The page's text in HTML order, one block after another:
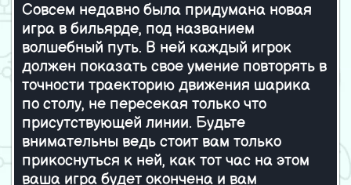
Мечты Маджонг с предметами
Покемон и Зума Исчезающие птички
Совсем недавно была придумана новая
игра в бильярде, под названием
волшебный путь. В ней каждый игрок
должен показать свое умение повторять в
точности траекторию движения шарика
по столу, не пересекая только что
присутствующей линии. Будьте
внимательны ведь стоит вам только
прикоснуться к ней, как тот час на этом
ваша игра будет окончена и вам